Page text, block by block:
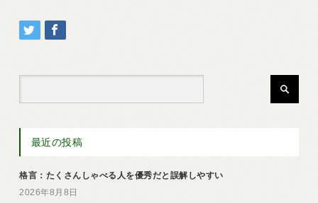
最近の投稿
格言：たくさんしゃべる人を優秀だと誤解しやすい
2026年8月8日